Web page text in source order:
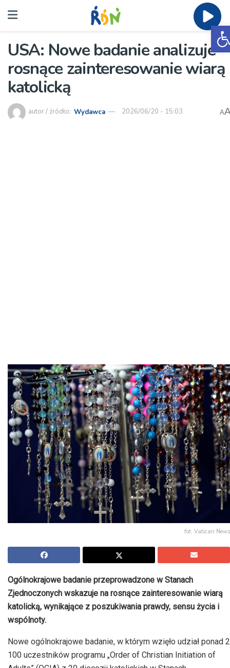
USA: Nowe badanie analizuje
rosnące zainteresowanie wiarą
katolicką
autor / źródło: Wydawca 2026/06/20 - 15:03 A
fot. Vatican News
Ogólnokrajowe badanie przeprowadzone w Stanach
Zjednoczonych wskazuje na rosnące zainteresowanie wiarą
katolicką, wynikające z poszukiwania prawdy, sensu życia i
wspólnoty.
Nowe ogólnokrajowe badanie, w którym wzięło udział ponad 2
100 uczestników programu „Order of Christian Initiation of